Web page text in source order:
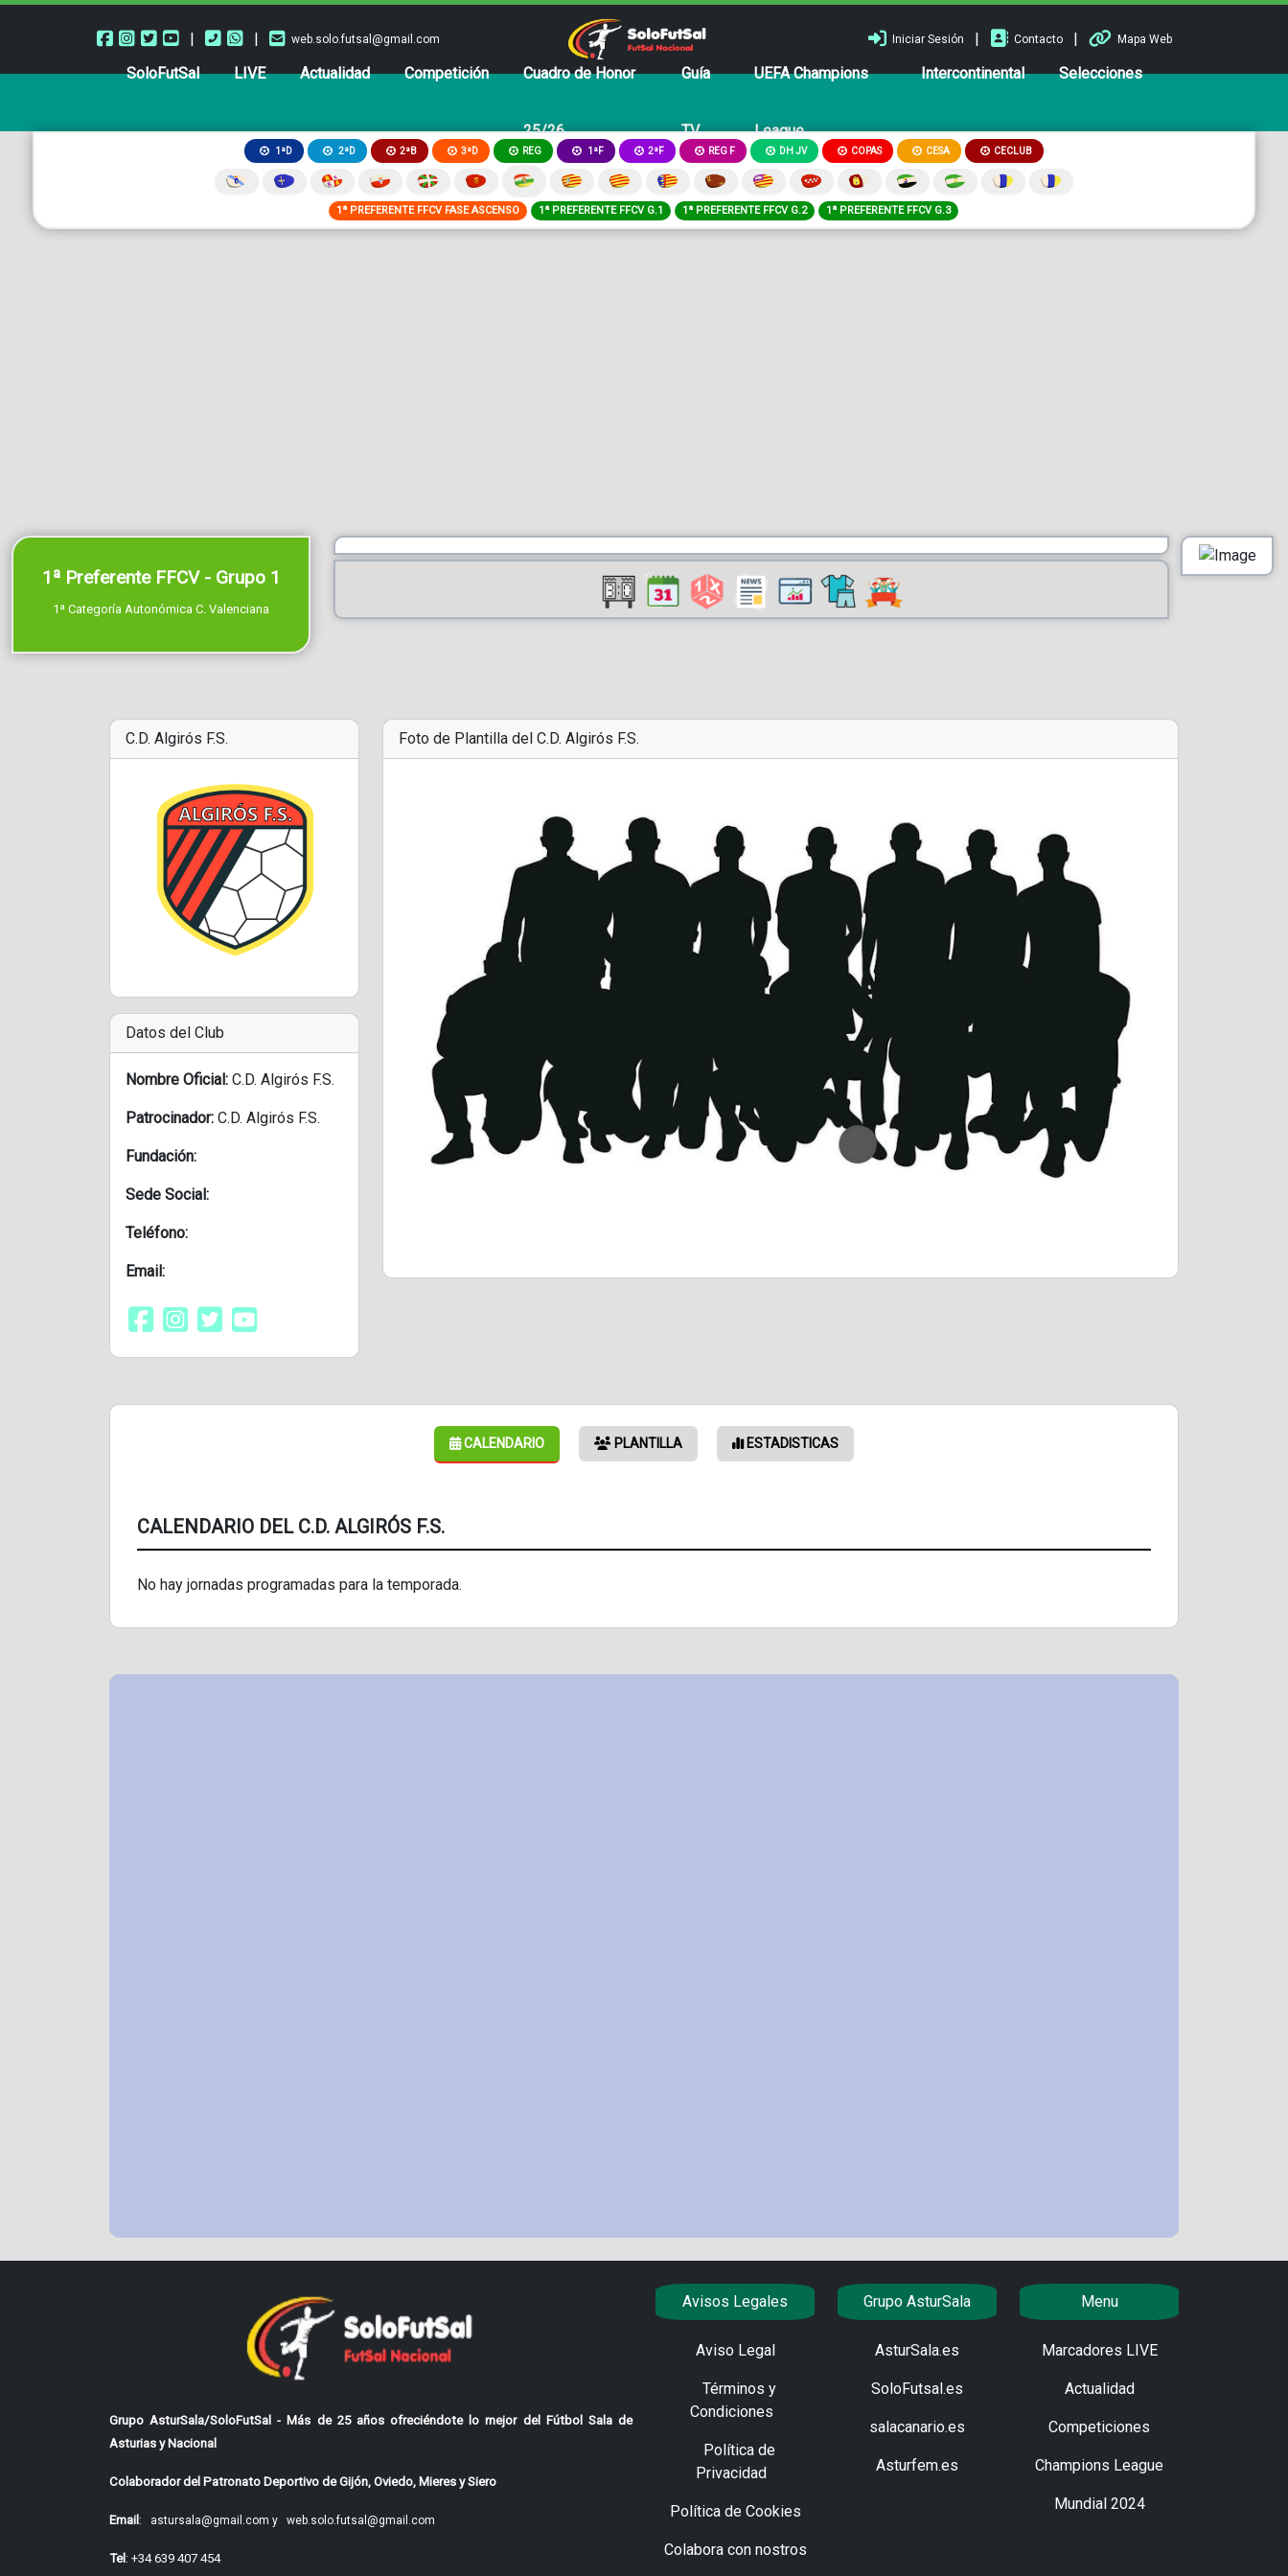
| | web.solo.futsal@gmail.com Iniciar Sesión | Contacto | Mapa Web
SoloFutSal LIVE Actualidad Competición Cuadro de Honor
25/26
Guía
TV
UEFA Champions
League
Intercontinental Selecciones
1ªD 2ªD 2ªB 3ªD REG 1ªF 2ªF REG F DH JV COPAS CESA CECLUB
1ª PREFERENTE FFCV FASE ASCENSO 1ª PREFERENTE FFCV G.1 1ª PREFERENTE FFCV G.2 1ª PREFERENTE FFCV G.3
1ª Preferente FFCV - Grupo 1
1ª Categoría Autonómica C. Valenciana
C.D. Algirós F.S.
Datos del Club
Nombre Oficial: C.D. Algirós F.S.
Patrocinador: C.D. Algirós F.S.
Fundación:
Sede Social:
Teléfono:
Email:
Foto de Plantilla del C.D. Algirós F.S.
CALENDARIO PLANTILLA ESTADISTICAS
CALENDARIO DEL C.D. ALGIRÓS F.S.
No hay jornadas programadas para la temporada.
Grupo AsturSala/SoloFutSal - Más de 25 años ofreciéndote lo mejor del Fútbol Sala de
Asturias y Nacional
Colaborador del Patronato Deportivo de Gijón, Oviedo, Mieres y Siero
Email : astursala@gmail.com y web.solo.futsal@gmail.com
Tel : +34 639 407 454
Avisos Legales
Aviso Legal
Términos y
Condiciones
Política de
Privacidad
Política de Cookies
Colabora con nostros
Grupo AsturSala
AsturSala.es
SoloFutsal.es
salacanario.es
Asturfem.es
Menu
Marcadores LIVE
Actualidad
Competiciones
Champions League
Mundial 2024